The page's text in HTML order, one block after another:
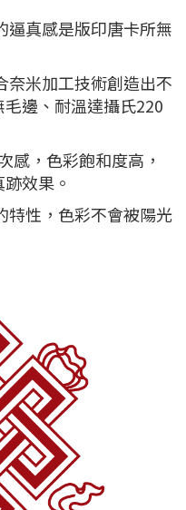
真感是版印唐卡所無
米加工技術創造出不
邊、耐溫達攝氏220
感，色彩飽和度高，
效果。
性，色彩不會被陽光